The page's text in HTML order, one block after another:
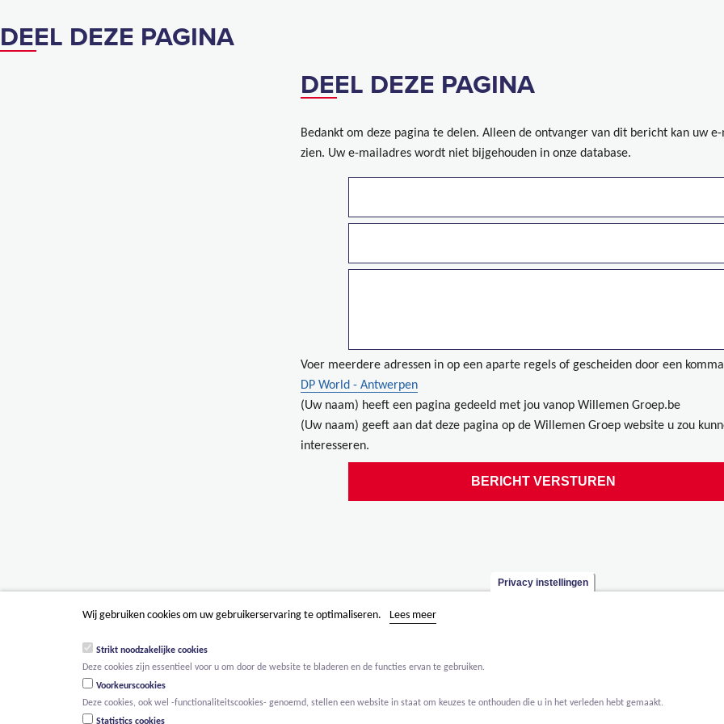
DEEL DEZE PAGINA
DEEL DEZE PAGINA
Bedankt om deze pagina te delen. Alleen de ontvanger van dit bericht kan uw
zien. Uw e-mailadres wordt niet bijgehouden in onze database.
Voer meerdere adressen in op een aparte regels of gescheiden door een
DP World - Antwerpen
(Uw naam) heeft een pagina gedeeld met jou vanop Willemen Groep.be
(Uw naam) geeft aan dat deze pagina op de Willemen Groep website u zou
interesseren.
Privacy instellingen
Wij gebruiken cookies om uw gebruikerservaring te optimaliseren. Lees meer
Strikt noodzakelijke cookies
Deze cookies zijn essentieel voor u om door de website te bladeren en de functies ervan te gebruiken.
Voorkeurscookies
Deze cookies, ook wel -functionaliteitscookies- genoemd, stellen een website in staat om keuzes te onthouden die u in het verleden hebt gemaakt.
Statistics cookies